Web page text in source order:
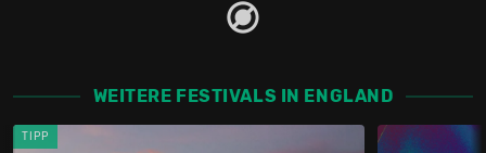
WEITERE FESTIVALS IN ENGLAND
TIPP